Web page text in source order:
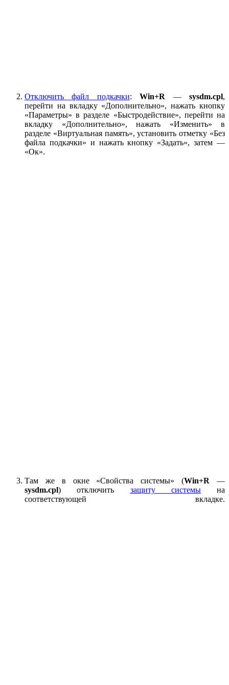
Отключить файл подкачки:Win+R —sysdm.cpl,
перейти на вкладку «Дополнительно», нажать кнопку
«Параметры» в разделе «Быстродействие», перейти на
вкладку «Дополнительно», нажать «Изменить» в
разделе «Виртуальная память», установить отметку «Без
файла подкачки» и нажать кнопку «Задать», затем —
«Ок».
Там же в окне «Свойства системы» (Win+R —
sysdm.cpl) отключить защиту системына
соответствующей вкладке.